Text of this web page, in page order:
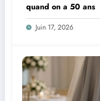
quand on a 50 ans
Juin 17, 2026